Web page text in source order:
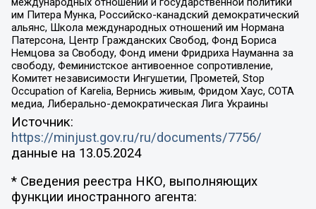
им Питера Мунка, Российско-канадский демократический
альянс, Школа международных отношений им Нормана
Патерсона, Центр Гражданских Свобод, Фонд Бориса
Немцова за Свободу, Фонд имени Фридриха Науманна за
свободу, Феминистское антивоенное сопротивление,
Комитет независимости Ингушетии, Прометей, Stop
Occupation of Karelia, Вернись живым, Фридом Хаус, СОТА
медиа, Либерально-демократическая Лига Украины
Источник:
https://minjust.gov.ru/ru/documents/7756/
данные на 13.05.2024
* Сведения реестра НКО, выполняющих
функции иностранного агента: